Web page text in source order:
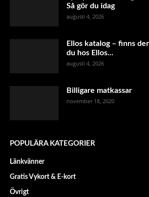
Så gör du idag
augusti 4, 2026
Ellos katalog – finns
du hos Ellos...
augusti 4, 2026
Billigare matkassar
november 18, 2020
POPULÄRA KATEGORIER
Länkvänner
Gratis Vykort & E-kort
Övrigt